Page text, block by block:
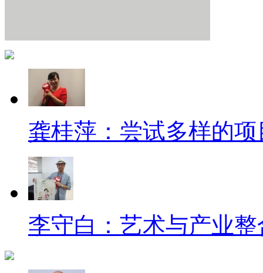
龚桂萍：尝试多样的
李守白：艺术与产业